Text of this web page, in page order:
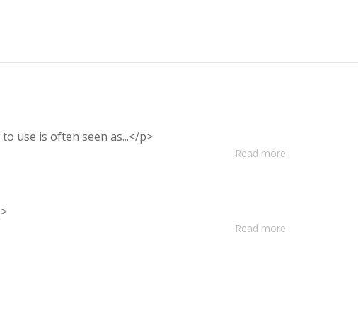
to use is often seen as...</p>
Read more
>
Read more